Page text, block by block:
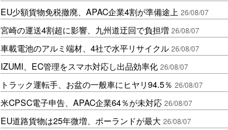
EU少額貨物免税撤廃、APAC企業4割が準備途上 26/08/07
宮崎の運送4割超に影響、九州道迂回で負担増 26/08/07
車載電池のアルミ端材、4社で水平リサイクル 26/08/07
IZUMI、EC管理をスマホ対応し出品効率化 26/08/07
トラック運転手、お盆の一般車にヒヤリ94.5％ 26/08/07
米CPSC電子申告、APAC企業64％が未対応 26/08/07
EU道路貨物は25年微増、ポーランドが最大 26/08/07